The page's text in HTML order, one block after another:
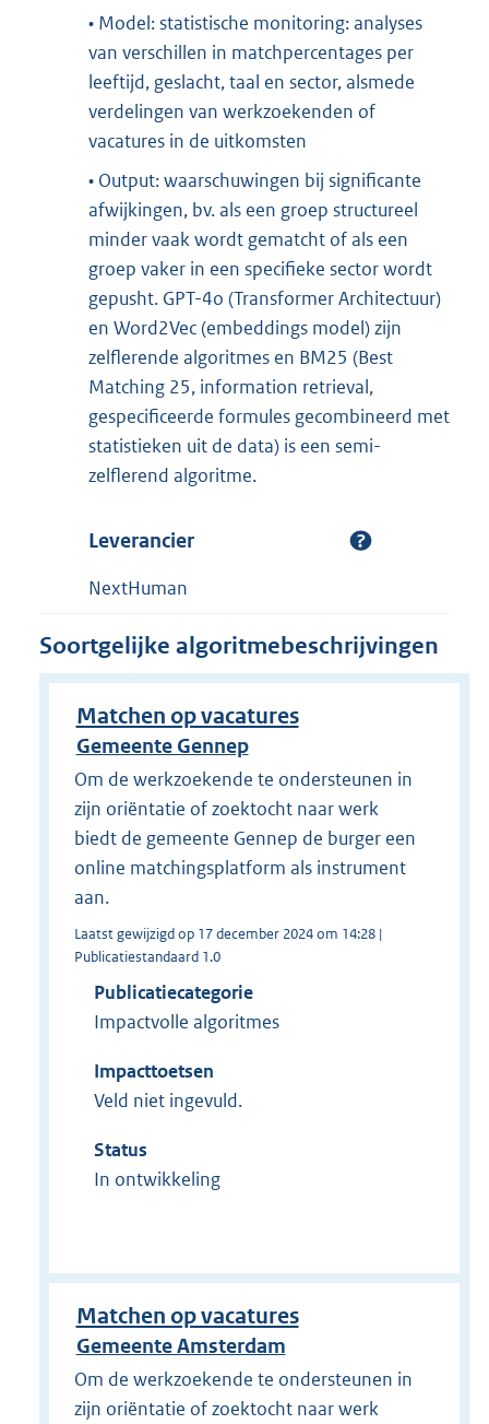
• Model: statistische monitoring: analyses
van verschillen in matchpercentages per
leeftijd, geslacht, taal en sector, alsmede
verdelingen van werkzoekenden of
vacatures in de uitkomsten
• Output: waarschuwingen bij significante
afwijkingen, bv. als een groep structureel
minder vaak wordt gematcht of als een
groep vaker in een specifieke sector wordt
gepusht. GPT-4o (Transformer Architectuur)
en Word2Vec (embeddings model) zijn
zelflerende algoritmes en BM25 (Best
Matching 25, information retrieval,
gespecificeerde formules gecombineerd met
statistieken uit de data) is een semi-
zelflerend algoritme.
Leverancier
NextHuman
Soortgelijke algoritmebeschrijvingen
Matchen op vacatures
Gemeente Gennep
Om de werkzoekende te ondersteunen in
zijn oriëntatie of zoektocht naar werk
biedt de gemeente Gennep de burger een
online matchingsplatform als instrument
aan.
Laatst gewijzigd op 17 december 2024 om 14:28 |
Publicatiestandaard 1.0
Publicatiecategorie
Impactvolle algoritmes
Impacttoetsen
Veld niet ingevuld.
Status
In ontwikkeling
Matchen op vacatures
Gemeente Amsterdam
Om de werkzoekende te ondersteunen in
zijn oriëntatie of zoektocht naar werk